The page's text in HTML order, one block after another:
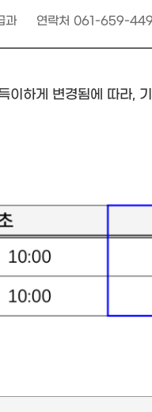
과 연락처 061-659-
하게 변경됨에 따라,